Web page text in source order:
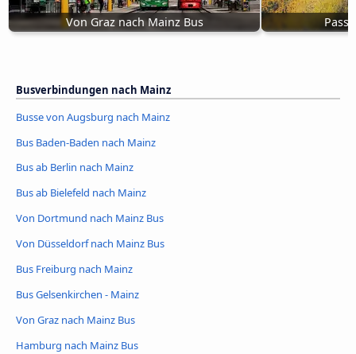
Von Graz nach Mainz Bus
Busverbindungen nach Mainz
Busse von Augsburg nach Mainz
Bus Baden-Baden nach Mainz
Bus ab Berlin nach Mainz
Bus ab Bielefeld nach Mainz
Von Dortmund nach Mainz Bus
Von Düsseldorf nach Mainz Bus
Bus Freiburg nach Mainz
Bus Gelsenkirchen - Mainz
Von Graz nach Mainz Bus
Hamburg nach Mainz Bus